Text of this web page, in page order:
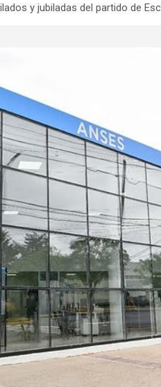
y jubiladas del partido de